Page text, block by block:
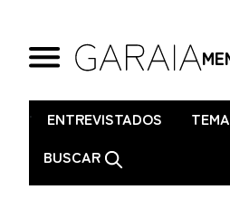
. ENTREVISTADOS
BUSCAR